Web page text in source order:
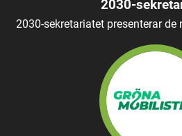
2030-
2030-sekretariatet presenterar